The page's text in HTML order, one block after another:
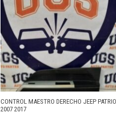
CONTROL MAESTRO DERECHO JEEP
2007 2017